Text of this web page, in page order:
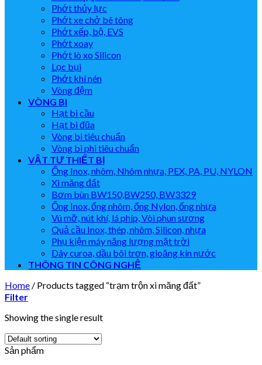
Phớt thủy lực
Phớt xe chở bê tông
Phớt xếp, bộ, EVS
Phớt xoay
Phớt lò xo Silicon
Lọc bụi
Phớt khí nén
Vòng đệm
VÒNG BI
Hạt bi cầu
Hạt bi đũa
Vòng bi tiêu chuẩn
Vòng bi phi tiêu chuẩn
VẬT TƯ THIẾT BỊ
Ống Inox, nhôm, Nhôm nhựa, PEX, PA, PU, NYLON
Xi măng đất
Bơm bùn BW150,BW250, BW3329
Ống Inox, ống nhôm, ống Nylon, ống nhựa
Vú mỡ, nút khí, lá phíp, Vòi phun sương
Quả cầu Inox, thép, nhôm, Silicon, nhựa
Phụ kiện máy năng lượng mặt trời
Dây curoa, dầu bôi trơn, gioăng kín nước
THÔNG TIN CÔNG NGHỆ
Home / Products tagged “trạm trộn xi măng đất”
Filter
Showing the single result
Sản phẩm